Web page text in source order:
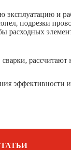
эксплуатацию и
подрезки
расходных
эффективности